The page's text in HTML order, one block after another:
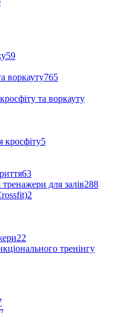
59
воркауту765
та воркауту
кросфіту5
63
для залів288
2
22
тренінгу